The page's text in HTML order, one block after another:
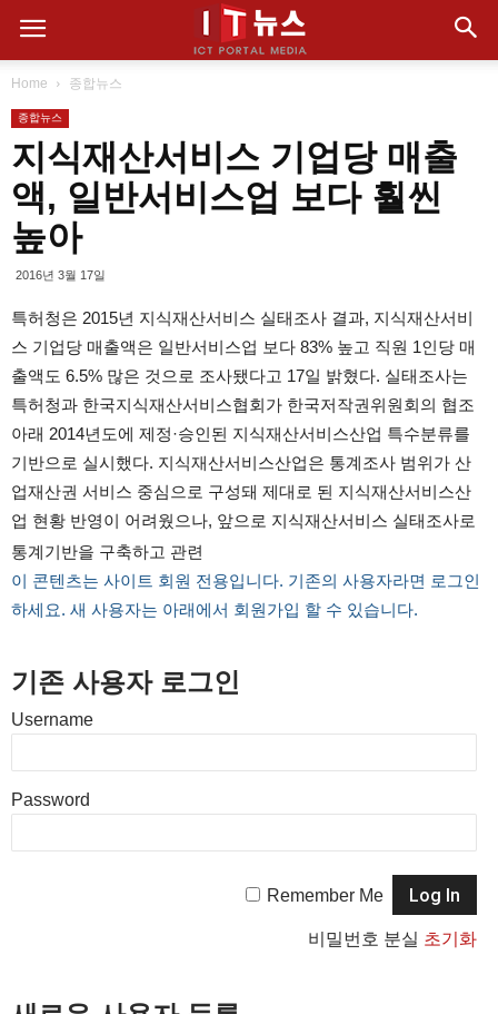
Home 종합뉴스
종합뉴스
지식재산서비스 기업당 매출
액, 일반서비스업 보다 훨씬
높아
2016년 3월 17일
특허청은 2015년 지식재산서비스 실태조사 결과, 지식재산서비
스 기업당 매출액은 일반서비스업 보다 83% 높고 직원 1인당 매
출액도 6.5% 많은 것으로 조사됐다고 17일 밝혔다. 실태조사는
특허청과 한국지식재산서비스협회가 한국저작권위원회의 협조
아래 2014년도에 제정·승인된 지식재산서비스산업 특수분류를
기반으로 실시했다. 지식재산서비스산업은 통계조사 범위가 산
업재산권 서비스 중심으로 구성돼 제대로 된 지식재산서비스산
업 현황 반영이 어려웠으나, 앞으로 지식재산서비스 실태조사로
통계기반을 구축하고 관련
이 콘텐츠는 사이트 회원 전용입니다. 기존의 사용자라면 로그인
하세요. 새 사용자는 아래에서 회원가입 할 수 있습니다.
기존 사용자 로그인
Username
Password
Remember Me
비밀번호 분실 초기화